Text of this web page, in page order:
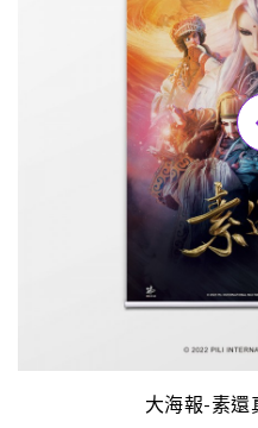
大海報-素還